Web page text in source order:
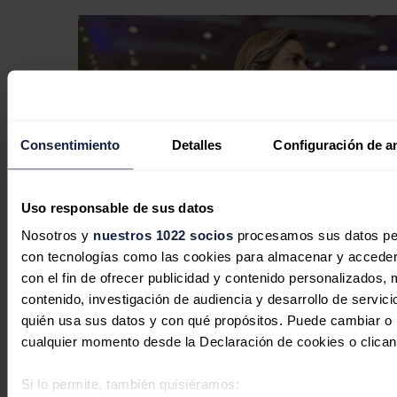
Consentimiento Detalles Configuración de
Uso responsable de sus datos
Nosotros y nuestros 1022 sociosprocesamos sus datos
con tecnologías como las cookies para almacenar y
con el fin de ofrecer publicidad y contenido personalizados,
contenido, investigación de audiencia y desarrollo de
quién usa sus datos y con qué propósitos. Puede cambiar
cualquier momento desde la Declaración de cookies o
Si lo permite, también quisiéramos:
Aagesen ve oportuno este momento
para reaccionar ante el cambio
climático
No hay comentarios